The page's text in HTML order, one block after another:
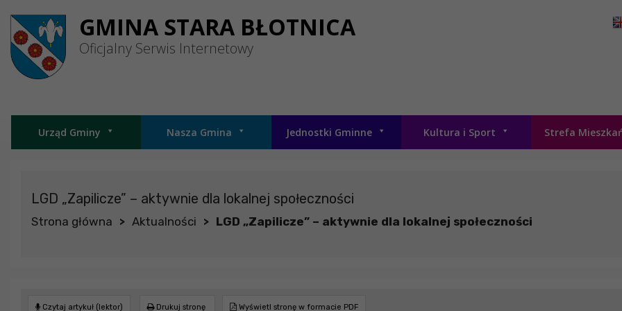
GMINA STARA BŁOTNICA
Oficjalny Serwis Internetowy
Urząd Gminy Nasza Gmina Jednostki Gminne Kultura i Sport Strefa
LGD „Zapilicze” – aktywnie dla lokalnej społeczności
Strona główna > Aktualności > LGD „Zapilicze” – aktywnie dla lokalnej społeczności
Czytaj artykuł (lektor) Drukuj stronę Wyświetl stronę w formacie PDF